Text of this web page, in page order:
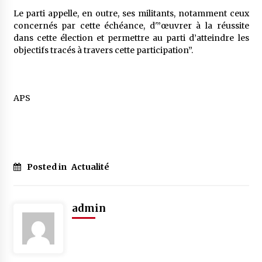
Le parti appelle, en outre, ses militants, notamment ceux
concernés par cette échéance, d'”œuvrer à la réussite
dans cette élection et permettre au parti d’atteindre les
objectifs tracés à travers cette participation”.
APS
Posted in Actualité
admin